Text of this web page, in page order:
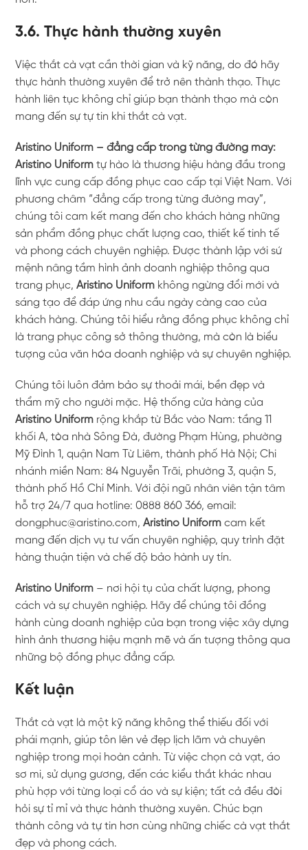
3.6. Thực hành thường xuyên
Việc thắt cà vạt cần thời gian và kỹ năng, do đó hãy
thực hành thường xuyên để trở nên thành thạo. Thực
hành liên tục không chỉ giúp bạn thành thạo mà còn
mang đến sự tự tin khi thắt cà vạt.
Aristino Uniform – đẳng cấp trong từng đường may:
Aristino Uniform tự hào là thương hiệu hàng đầu trong
lĩnh vực cung cấp đồng phục cao cấp tại Việt Nam. Với
phương châm “đẳng cấp trong từng đường may”,
chúng tôi cam kết mang đến cho khách hàng những
sản phẩm đồng phục chất lượng cao, thiết kế tinh tế
và phong cách chuyên nghiệp. Được thành lập với sứ
mệnh nâng tầm hình ảnh doanh nghiệp thông qua
trang phục,Aristino Uniform không ngừng đổi mới và
sáng tạo để đáp ứng nhu cầu ngày càng cao của
khách hàng. Chúng tôi hiểu rằng đồng phục không chỉ
là trang phục công sở thông thường, mà còn là biểu
tượng của văn hóa doanh nghiệp và sự chuyên nghiệp.
Chúng tôi luôn đảm bảo sự thoải mái, bền đẹp và
thẩm mỹ cho người mặc. Hệ thống cửa hàng của
Aristino Uniform rộng khắp từ Bắc vào Nam: tầng 11
khối A, tòa nhà Sông Đà, đường Phạm Hùng, phường
Mỹ Đình 1, quận Nam Từ Liêm, thành phố Hà Nội; Chi
nhánh miền Nam: 84 Nguyễn Trãi, phường 3, quận 5,
thành phố Hồ Chí Minh. Với đội ngũ nhân viên tận tâm
hỗ trợ 24/7 qua hotline: 0888 860 366, email:
dongphuc@aristino.com,Aristino Uniform cam kết
mang đến dịch vụ tư vấn chuyên nghiệp, quy trình đặt
hàng thuận tiện và chế độ bảo hành uy tín.
Aristino Uniform – nơi hội tụ của chất lượng, phong
cách và sự chuyên nghiệp. Hãy để chúng tôi đồng
hành cùng doanh nghiệp của bạn trong việc xây dựng
hình ảnh thương hiệu mạnh mẽ và ấn tượng thông qua
những bộ đồng phục đẳng cấp.
Kết luận
Thắt cà vạt là một kỹ năng không thể thiếu đối với
phái mạnh, giúp tôn lên vẻ đẹp lịch lãm và chuyên
nghiệp trong mọi hoàn cảnh. Từ việc chọn cà vạt, áo
sơ mi, sử dụng gương, đến các kiểu thắt khác nhau
phù hợp với từng loại cổ áo và sự kiện; tất cả đều đòi
hỏi sự tỉ mỉ và thực hành thường xuyên. Chúc bạn
thành công và tự tin hơn cùng những chiếc cà vạt thắt
đẹp và phong cách.